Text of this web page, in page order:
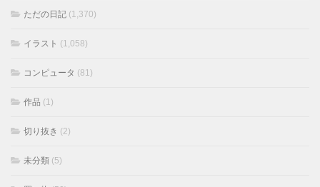
ただの日記 (1,370)
イラスト (1,058)
コンピュータ (81)
作品 (1)
切り抜き (2)
未分類 (5)